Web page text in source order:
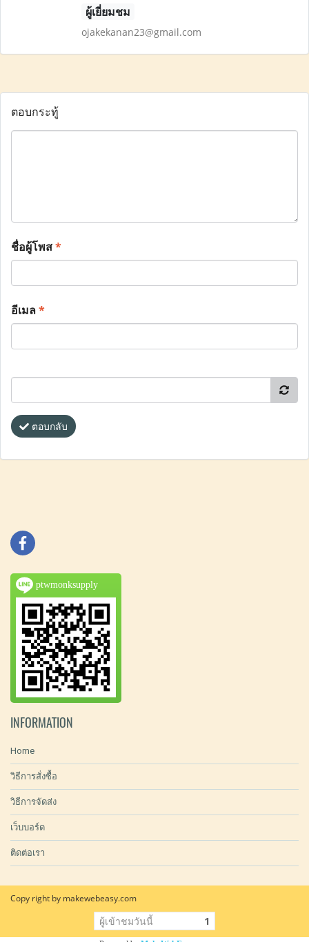
ผู้เยี่ยมชม
ojakekanan23@gmail.com
ตอบกระทู้
ชื่อผู้โพส*
อีเมล*
ตอบกลับ
ptwmonksupply
INFORMATION
Home
วิธีการสั่งซื้อ
วิธีการจัดส่ง
เว็บบอร์ด
ติดต่อเรา
Copy right by makewebeasy.com
ผู้เข้าชมวันนี้ 1